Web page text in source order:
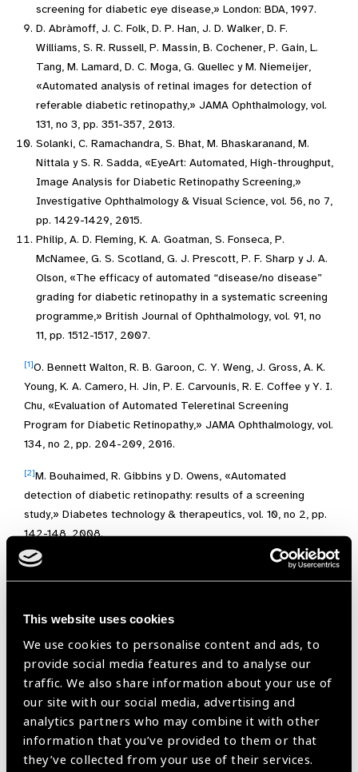
This website uses cookies
We use cookies to personalise content and ads, to
provide social media features and to analyse our
traffic. We also share information about your use of
our site with our social media, advertising and
analytics partners who may combine it with other
information that you’ve provided to them or that
they’ve collected from your use of their services.
screening for diabetic eye disease,» London: BDA, 1997.
D. Abràmoff, J. C. Folk, D. P. Han, J. D. Walker, D. F.
Williams, S. R. Russell, P. Massin, B. Cochener, P. Gain, L.
Tang, M. Lamard, D. C. Moga, G. Quellec y M. Niemeijer,
«Automated analysis of retinal images for detection of
referable diabetic retinopathy,» JAMA Ophthalmology, vol.
131, no 3, pp. 351-357, 2013.
Solanki, C. Ramachandra, S. Bhat, M. Bhaskaranand, M.
Nittala y S. R. Sadda, «EyeArt: Automated, High-throughput,
Image Analysis for Diabetic Retinopathy Screening,»
Investigative Ophthalmology & Visual Science, vol. 56, no 7,
pp. 1429-1429, 2015.
Philip, A. D. Fleming, K. A. Goatman, S. Fonseca, P.
McNamee, G. S. Scotland, G. J. Prescott, P. F. Sharp y J. A.
Olson, «The efficacy of automated “disease/no disease”
grading for diabetic retinopathy in a systematic screening
programme,» British Journal of Ophthalmology, vol. 91, no
11, pp. 1512-1517, 2007.
[1]O. Bennett Walton, R. B. Garoon, C. Y. Weng, J. Gross, A. K.
Young, K. A. Camero, H. Jin, P. E. Carvounis, R. E. Coffee y Y. I.
Chu, «Evaluation of Automated Teleretinal Screening
Program for Diabetic Retinopathy,» JAMA Ophthalmology, vol.
134, no 2, pp. 204-209, 2016.
[2]M. Bouhaimed, R. Gibbins y D. Owens, «Automated
detection of diabetic retinopathy: results of a screening
study,» Diabetes technology & therapeutics, vol. 10, no 2, pp.
142-148, 2008.
[3]British Diabetic Association, «Retinal photography
screening for diabetic eye disease,» London: BDA, 1997.
[4] M. D. Abràmoff, J. C. Folk, D. P. Han, J. D. Walker, D. F.
Tang, M. Lamard, D. C. Moga, G. Quellec y M. Niemeijer,
«Automated analysis of retinal images for detection of
referable diabetic retinopathy,» JAMA Ophthalmology, vol.
[5]K. Solanki, C. Ramachandra, S. Bhat, M. Bhaskaranand, M.
Nittala y S. R. Sadda, «EyeArt: Automated, High-throughput,